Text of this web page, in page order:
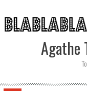
to
content
Agathe